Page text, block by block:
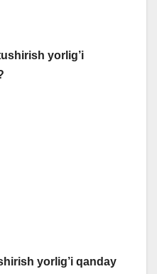
yorlig’i
yorlig’i qanday